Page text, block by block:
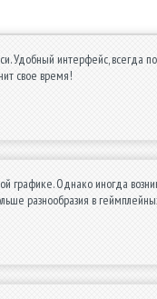
Удобный интерфейс,
свое время!
графике. Однако иногда
разнообразия в